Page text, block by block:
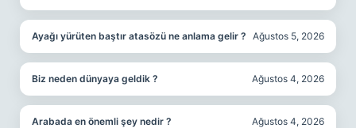
Ayağı yürüten baştır atasözü ne anlama gelir ? Ağustos 5, 2026
Biz neden dünyaya geldik ? Ağustos 4, 2026
Arabada en önemli şey nedir ? Ağustos 4, 2026